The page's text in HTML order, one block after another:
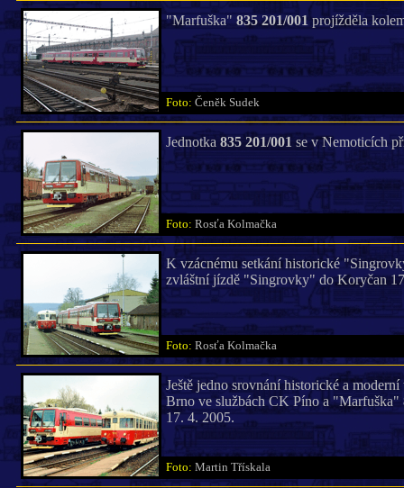
"Marfuška" 835 201/001 projížděla
Foto: Čeněk Sudek
Jednotka 835 201/001 se v Nemoticích
Foto: Rosťa Kolmačka
K vzácnému setkání historické
zvláštní jízdě "Singrovky" do Koryčan
Foto: Rosťa Kolmačka
Ještě jedno srovnání historické a
Brno ve službách CK Píno a "Marfuška"
17. 4. 2005.
Foto: Martin Třískala